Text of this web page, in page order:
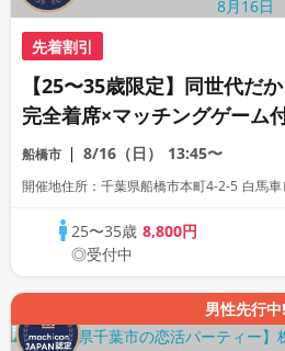
先着割引
【25〜35歳限定】同世代だ
完全着席×マッチングゲーム
グコン
船橋市 8/16（日） 13:45〜
開催地住所：千葉県船橋市本町4-2-5 白馬車
25〜35歳8,800円
◎受付中
男性先行中!